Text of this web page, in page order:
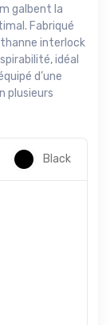
galbent la
Fabriqué
interlock
idéal
d’une
plusieurs
Black